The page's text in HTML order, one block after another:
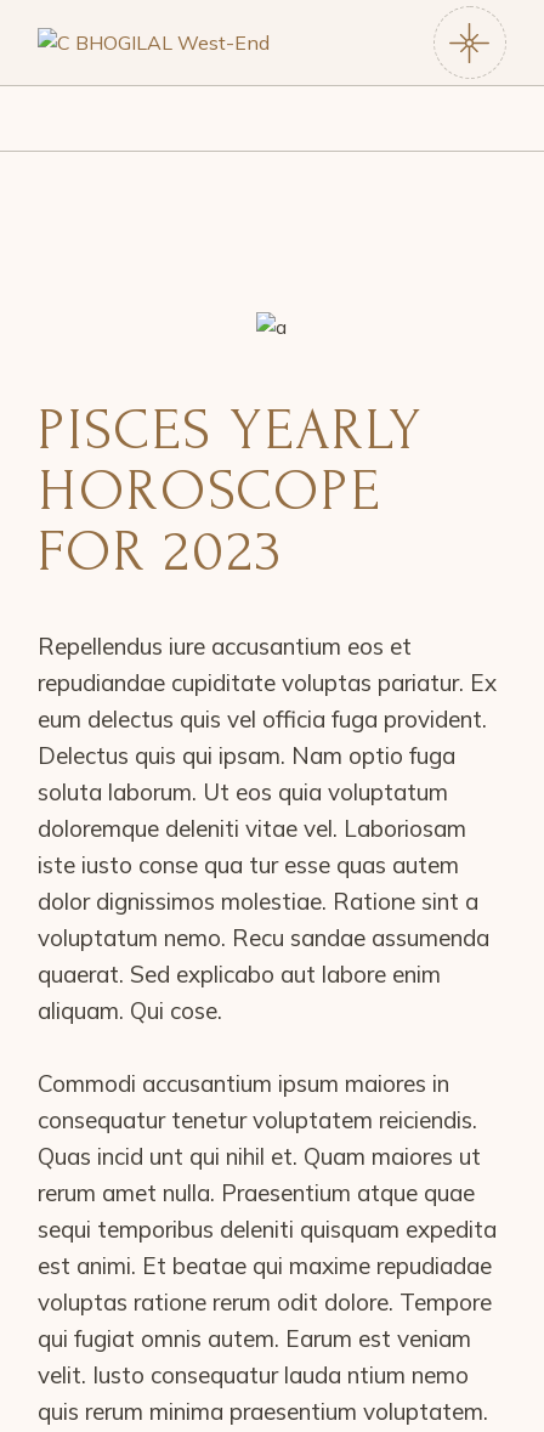
PISCES YEARLY
HOROSCOPE
FOR 2023
Repellendus iure accusantium eos et
repudiandae cupiditate voluptas pariatur. Ex
eum delectus quis vel officia fuga provident.
Delectus quis qui ipsam. Nam optio fuga
soluta laborum. Ut eos quia voluptatum
doloremque deleniti vitae vel. Laboriosam
iste iusto conse qua tur esse quas autem
dolor dignissimos molestiae. Ratione sint a
voluptatum nemo. Recu sandae assumenda
quaerat. Sed explicabo aut labore enim
aliquam. Qui cose.
Commodi accusantium ipsum maiores in
consequatur tenetur voluptatem reiciendis.
Quas incid unt qui nihil et. Quam maiores ut
rerum amet nulla. Praesentium atque quae
sequi temporibus deleniti quisquam expedita
est animi. Et beatae qui maxime repudiadae
voluptas ratione rerum odit dolore. Tempore
qui fugiat omnis autem. Earum est veniam
velit. Iusto consequatur lauda ntium nemo
quis rerum minima praesentium voluptatem.